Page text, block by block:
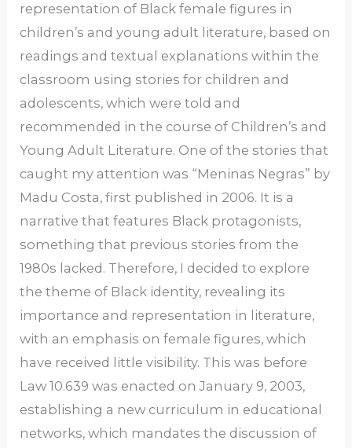
representation of Black female figures in
children’s and young adult literature, based on
readings and textual explanations within the
classroom using stories for children and
adolescents, which were told and
recommended in the course of Children’s and
Young Adult Literature. One of the stories that
caught my attention was “Meninas Negras” by
Madu Costa, first published in 2006. It is a
narrative that features Black protagonists,
something that previous stories from the
1980s lacked. Therefore, I decided to explore
the theme of Black identity, revealing its
importance and representation in literature,
with an emphasis on female figures, which
have received little visibility. This was before
Law 10.639 was enacted on January 9, 2003,
establishing a new curriculum in educational
networks, which mandates the discussion of